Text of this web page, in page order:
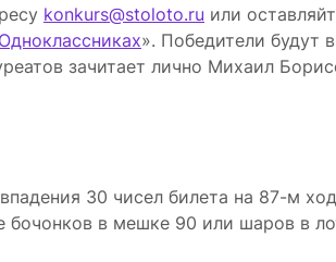
konkurs@stoloto.ru или
Одноклассниках». Победители будут
зачитает лично Михаил
30 чисел билета на 87-м
в мешке 90 или шаров в